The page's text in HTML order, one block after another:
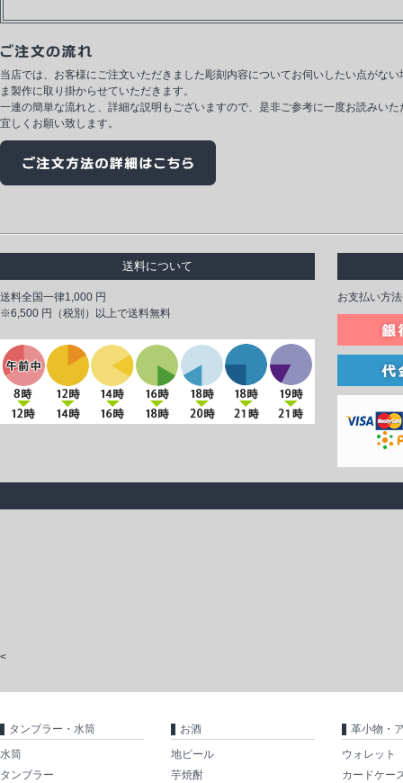
当店では、お客様にご注文いただきました彫刻内容についてお伺いしたい点がな
ま製作に取り掛からせていただきます。
一連の簡単な流れと、詳細な説明もございますので、是非ご参考に一度お読みいた
宜しくお願い致します。
送料について
送料全国一律1,000 円
※6,500 円（税別）以上で送料無料
お支払い方
<
タンブラー・水筒
水筒
タンブラー
お酒
地ビール
芋焼酎
革小物・
ウォレット
カードケー